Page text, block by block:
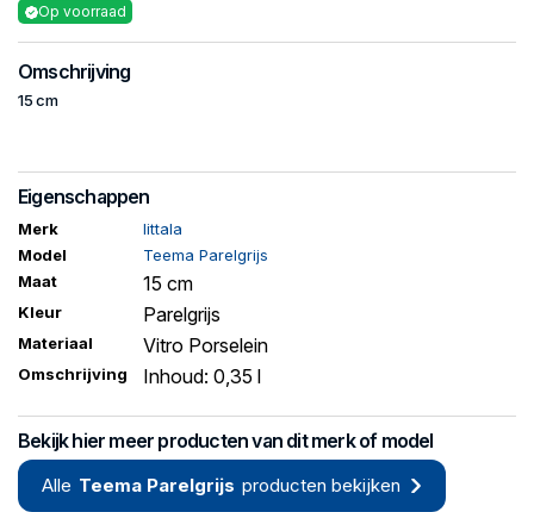
Op voorraad
Omschrijving
15 cm
Eigenschappen
Merk
Iittala
Model
Teema Parelgrijs
Maat
15 cm
Kleur Parelgrijs
Materiaal Vitro Porselein
Omschrijving Inhoud: 0,35 l
Bekijk hier meer producten van dit merk of model
Alle Teema Parelgrijs producten bekijken